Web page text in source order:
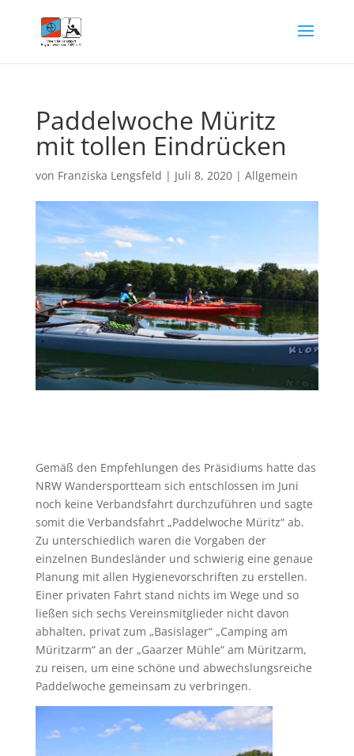
Paddelwoche Müritz
mit tollen Eindrücken
von Franziska Lengsfeld | Juli 8, 2020| Allgemein
Gemäß den Empfehlungen des Präsidiums hatte das
NRW Wandersportteam sich entschlossen im Juni
noch keine Verbandsfahrt durchzuführen und sagte
somit die Verbandsfahrt „Paddelwoche Müritz“ ab.
Zu unterschiedlich waren die Vorgaben der
einzelnen Bundesländer und schwierig eine genaue
Planung mit allen Hygienevorschriften zu erstellen.
Einer privaten Fahrt stand nichts im Wege und so
ließen sich sechs Vereinsmitglieder nicht davon
abhalten, privat zum „Basislager“ „Camping am
Müritzarm“ an der „Gaarzer Mühle“ am Müritzarm,
zu reisen, um eine schöne und abwechslungsreiche
Paddelwoche gemeinsam zu verbringen.